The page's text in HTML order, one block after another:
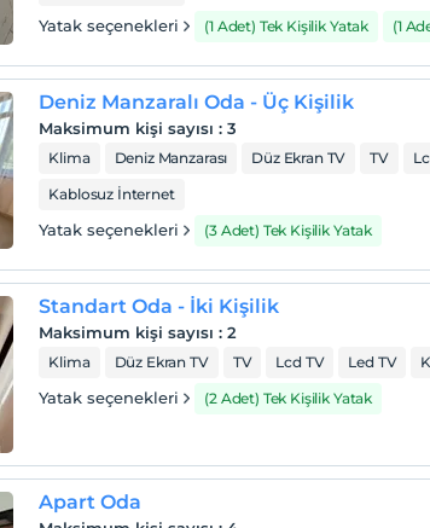
Yatak seçenekleri (1 Adet) Tek Kişilik Yatak (1
Deniz Manzaralı Oda - Üç Kişilik
Maksimum kişi sayısı :3
Klima Deniz Manzarası Düz Ekran TV TV
Kablosuz İnternet
Yatak seçenekleri (3 Adet) Tek Kişilik Yatak
Standart Oda - İki Kişilik
Maksimum kişi sayısı :2
Klima Düz Ekran TV TV Lcd TV Led TV
Yatak seçenekleri (2 Adet) Tek Kişilik Yatak
Apart Oda